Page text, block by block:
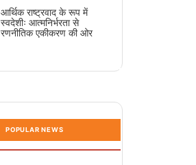
आर्थिक राष्ट्रवाद के रूप में
स्वदेशीः आत्मनिर्भरता से
रणनीतिक एकीकरण की ओर
POPULAR NEWS